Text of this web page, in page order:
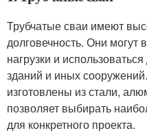
Трубчатые сваи имеют
долговечность. Они
нагрузки и
зданий и иных
изготовлены из стали,
позволяет выбирать
для конкретного проекта.